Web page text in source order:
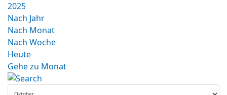
2025
Nach Jahr
Nach Monat
Nach Woche
Heute
Gehe zu Monat